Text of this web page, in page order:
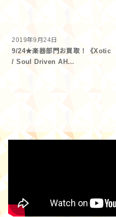
2019年9月24日
9/24★楽器部門お買取！《Xotic
/ Soul Driven AH…